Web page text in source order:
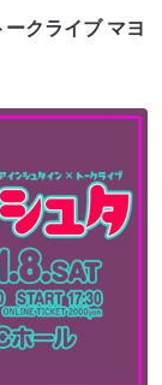
クライブ マヨ